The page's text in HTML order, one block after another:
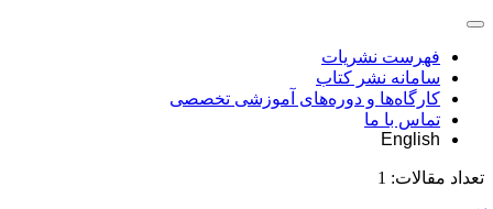
فهرست نشریات
سامانه نشر کتاب
کارگاه‌ها و دوره‌های آموزشی تخصصی
تماس با ما
English
تعداد مقالات: 1